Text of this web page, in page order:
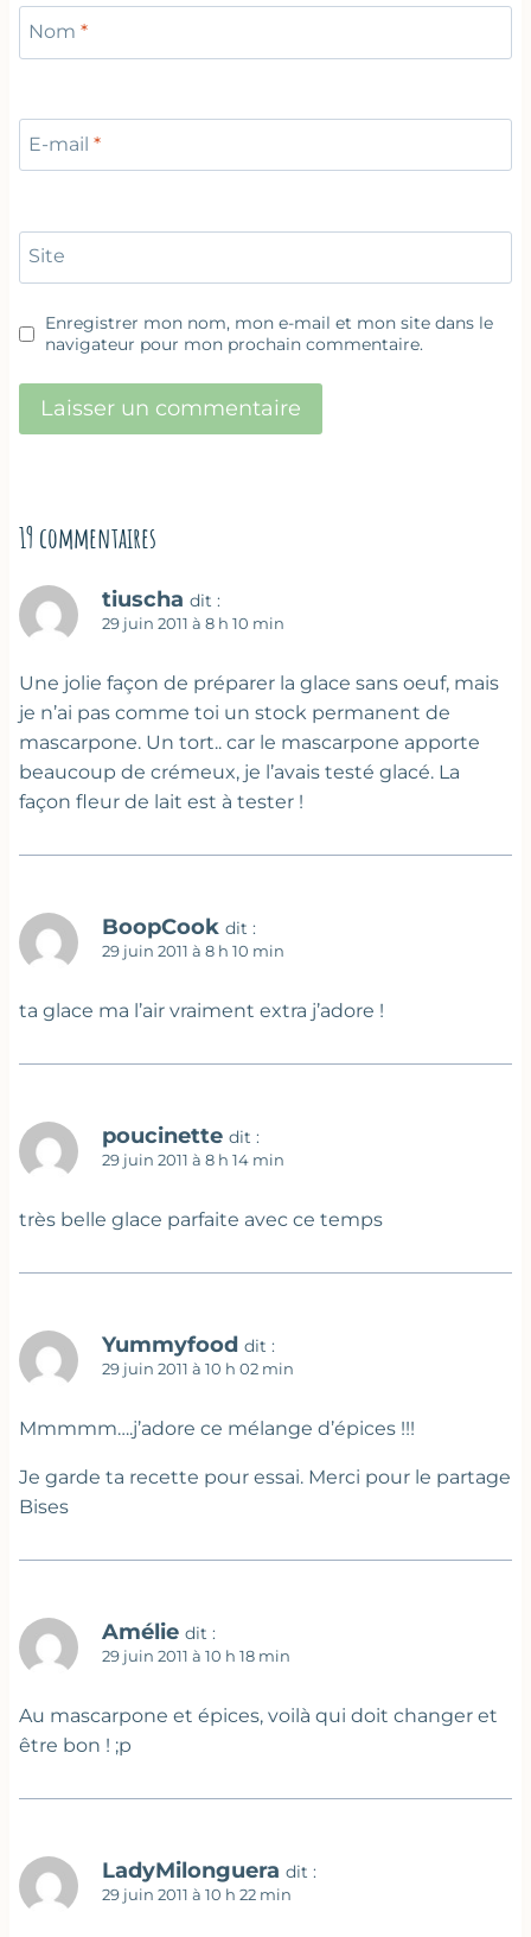
Nom *
E-mail *
Site
Enregistrer mon nom, mon e-mail et mon site dans le
navigateur pour mon prochain commentaire.
19 commentaires
tiuscha dit :
29 juin 2011 à 8 h 10 min
Une jolie façon de préparer la glace sans oeuf, mais
je n’ai pas comme toi un stock permanent de
mascarpone. Un tort.. car le mascarpone apporte
beaucoup de crémeux, je l’avais testé glacé. La
façon fleur de lait est à tester !
BoopCook dit :
29 juin 2011 à 8 h 10 min
ta glace ma l’air vraiment extra j’adore !
poucinette dit :
29 juin 2011 à 8 h 14 min
très belle glace parfaite avec ce temps
Yummyfood dit :
29 juin 2011 à 10 h 02 min
Mmmmm….j’adore ce mélange d’épices !!!
Je garde ta recette pour essai. Merci pour le partage
Bises
Amélie dit :
29 juin 2011 à 10 h 18 min
Au mascarpone et épices, voilà qui doit changer et
être bon ! ;p
LadyMilonguera dit :
29 juin 2011 à 10 h 22 min